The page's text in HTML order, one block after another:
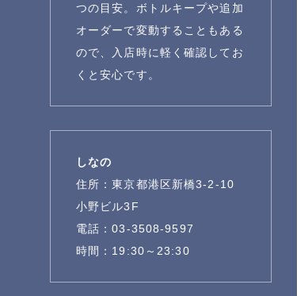
つの目安。ボトルキープや追加
オーダーで変動することもある
ので、入店時に軽く確認してお
くと安心です。
しなの
住所：東京都港区新橋3-2-10
小野ビル3F
電話：03-3508-9597
時間：19:30～23:30